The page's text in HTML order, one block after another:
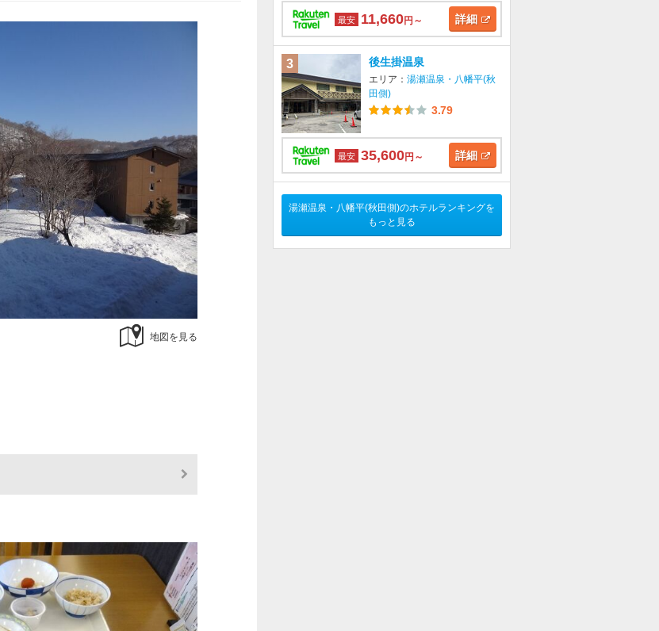
地図を見る
最安 11,660円～ 詳細
3 後生掛温泉
エリア： 湯瀬温泉・八幡平(秋
田側)
3.79
最安 35,600円～ 詳細
湯瀬温泉・八幡平(秋田側)のホテルランキングを
もっと見る